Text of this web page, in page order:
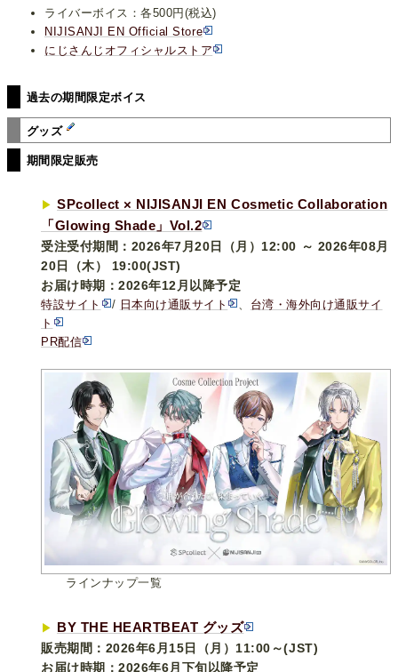
ライバーボイス：各500円(税込)
NIJISANJI EN Official Store
にじさんじオフィシャルストア
過去の期間限定ボイス
グッズ
期間限定販売
▶︎ SPcollect × NIJISANJI EN Cosmetic Collaboration
「Glowing Shade」Vol.2
受注受付期間：2026年7月20日（月）12:00 ～ 2026年08月
20日（木） 19:00(JST)
お届け時期：2026年12月以降予定
特設サイト / 日本向け通販サイト
台湾・海外向け通販サイ
ト
PR配信
ラインナップ一覧
▶︎ BY THE HEARTBEAT グッズ
販売期間：2026年6月15日（月）11:00～(JST)
お届け時期：2026年6月下旬以降予定